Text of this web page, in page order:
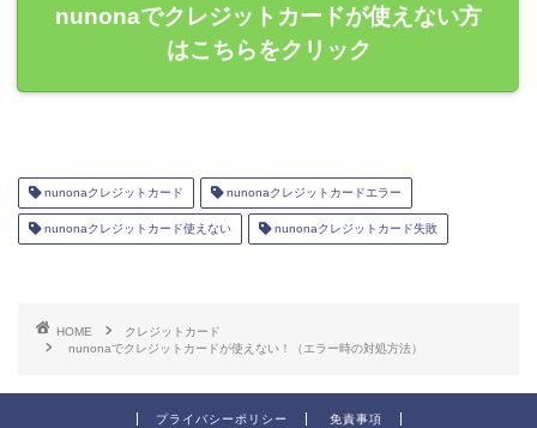
nunonaでクレジットカードが使えない方
はこちらをクリック
nunonaクレジットカード nunonaクレジットカードエラー
nunonaクレジットカード使えない nunonaクレジットカード失敗
HOME
クレジットカード
nunonaでクレジットカードが使えない！（エラー時の対処方法）
プライバシーポリシー 免責事項